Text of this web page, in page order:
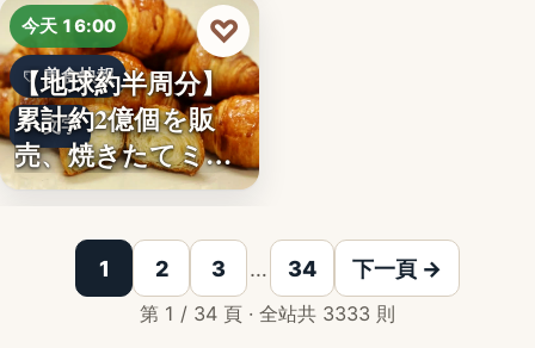
文字
今天 16:00
美食快報
文字
【地球約半周分】
累計約2億個を販
売、焼きたてミニ
クロワッ…
♡
1 2 3 … 34 下一頁 →
第 1 / 34 頁 · 全站共 3333 則